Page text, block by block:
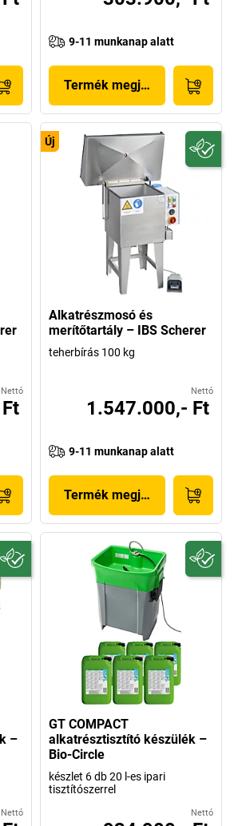
9-11 munkanap alatt
Termék megjelenítése
Nettó
Új
Alkatrészmosó és
merítőtartály – IBS Scherer
teherbírás 100 kg
Nettó
1.547.000,- Ft
9-11 munkanap alatt
Termék megjelenítése
–
Nettó
GT COMPACT
alkatrésztisztító készülék –
Bio-Circle
készlet 6 db 20 l-es ipari
tisztítószerrel
Nettó